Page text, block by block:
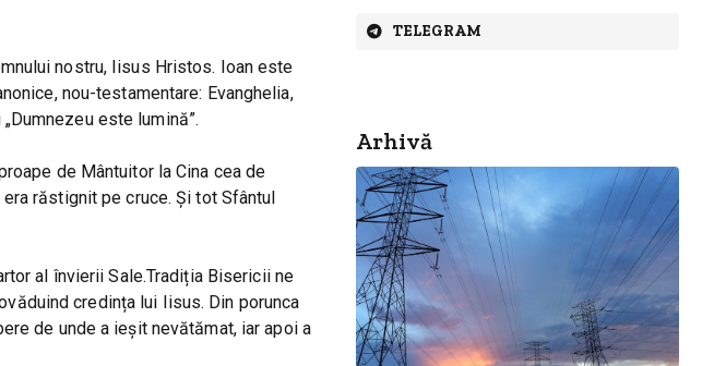
nostru, Iisus Hristos. Ioan este
nou-testamentare: Evanghelia,
este lumină”.
de Mântuitor la Cina cea de
răstignit pe cruce. Și tot Sfântul
al învierii Sale.Tradiția Bisericii ne
credința lui Iisus. Din porunca
de unde a ieșit nevătămat, iar apoi a
TELEGRAM
Arhivă